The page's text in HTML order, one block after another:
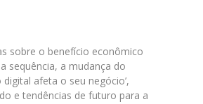
sobre o benefício econômico
sequência, a mudança do
afeta o seu negócio’,
e tendências de futuro para a